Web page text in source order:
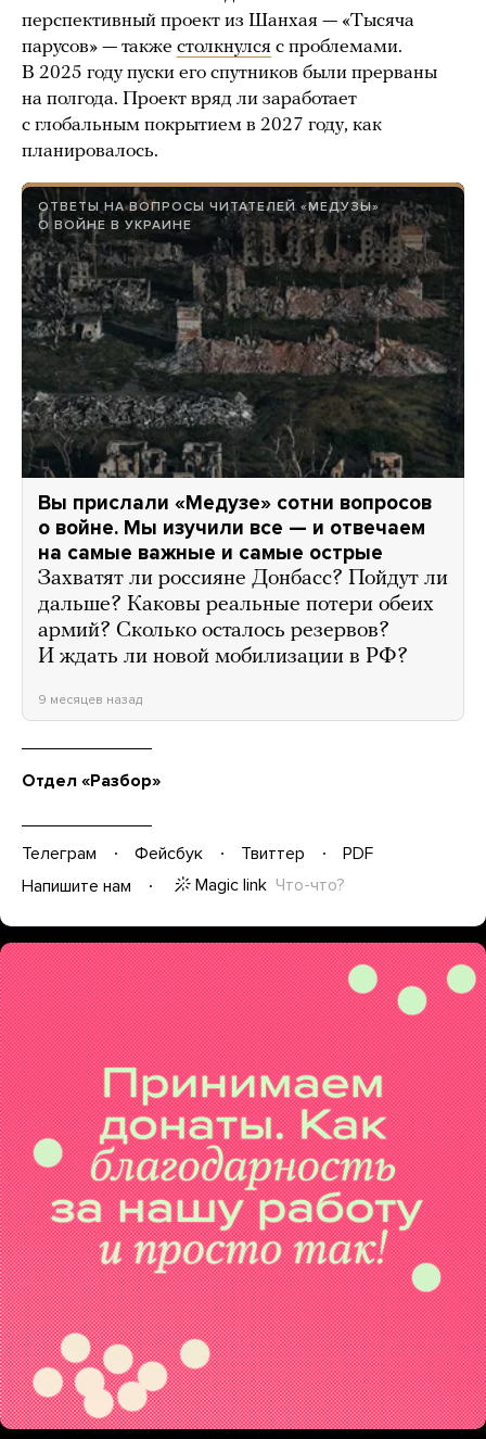
перспективный проект из Шанхая — «Тысяча
парусов» — также столкнулся с проблемами.
В 2025 году пуски его спутников были прерваны
на полгода. Проект вряд ли заработает
с глобальным покрытием в 2027 году, как
планировалось.
ОТВЕТЫ НА ВОПРОСЫ ЧИТАТЕЛЕЙ «МЕДУЗЫ»
О ВОЙНЕ В УКРАИНЕ
Вы прислали «Медузе» сотни вопросов
о войне. Мы изучили все — и отвечаем
на самые важные и самые острые
Захватят ли россияне Донбасс? Пойдут ли
дальше? Каковы реальные потери обеих
армий? Сколько осталось резервов?
И ждать ли новой мобилизации в РФ?
9 месяцев назад
Отдел «Разбор»
Телеграм Фейсбук Твиттер
PDF
Напишите нам
Magic link Что-что?